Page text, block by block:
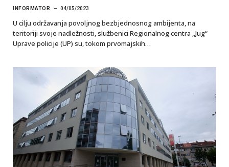
INFORMATOR 04/05/2023
U cilju održavanja povoljnog bezbjednosnog ambijenta, na
teritoriji svoje nadležnosti, službenici Regionalnog centra ,,Jug“
Uprave policije (UP) su, tokom prvomajskih…